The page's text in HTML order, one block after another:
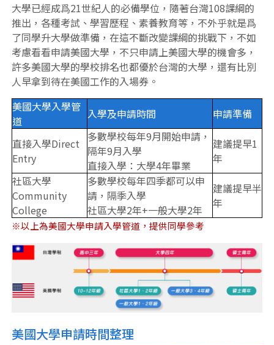
大學已經成爲21世紀人的必備學位，隨著台灣108課綱的
推出，各種考試、學習歷程、素養教育等，不外乎就是爲
了同學升大學做準備，在這不斷改變課綱的挑戰下，不如
考慮看看申請美國大學，不只申請上美國大學的機會多，
許多美國大學的學校排名也都優於台灣的大學，還有比別
人早拿到待在美國工作的入場券。
美國大學入學管
道
入學及申請時間 申請準備
直接入學Direct
Entry
多數學校每年9月開始申請，
隔年9月入學
直接入學：大學4年畢業
建議提早1
年
社區大學
Community
College
多數學校每年四季都可以申
請，隔季入學
社區大學2年+一般大學2年
建議提早半
年
※以上為美國大學申請入學管道，提供同學參考
美國大學申請時間整理